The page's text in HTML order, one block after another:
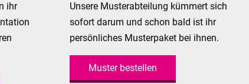
ihr
Unsere Musterabteilung kümmert sich
sofort darum und schon bald ist ihr
persönliches Musterpaket bei ihnen.
Muster bestellen